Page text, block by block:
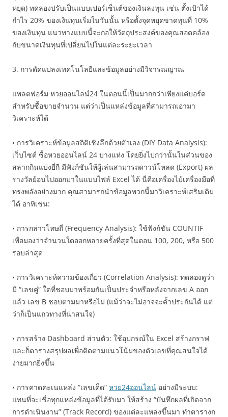
หยุด) ทดลองปรับเป็นแบบเปอร์เซ็นต์ของเงินลงทุน เช่น ตั้งเป้าได้
กำไร 20% ของเงินทุนเริ่มในวันนั้น หรือตั้งจุดหยุดขาดทุนที่ 10%
ของเงินทุน แนวทางแบบนี้จะก่อให้วัตถุประสงค์ของคุณสอดคล้อง
กับขนาดเงินทุนที่เปลี่ยนไปในแต่ละระยะเวลา
3. การดัดแปลงเทคโนโลยีและข้อมูลอย่างมีวิจารณญาณ
แพลตฟอร์ม หวยออนไลน์24 ในตอนนี้เป็นมากกว่าเพียงแค่บอร์ด
สำหรับซื้อขายจำนวน แต่ว่าเป็นแหล่งข้อมูลที่สามารถเอามา
วิเคราะห์ได้
• การวิเคราะห์ข้อมูลสถิติเชิงลึกด้วยตัวเอง (DIY Data Analysis):
เว็บไซต์ ซื้อหวยออนไลน์ 24 บางแห่ง โดยยิ่งไปกว่านั้นในส่วนของ
สลากกินแบ่งยี่กี มีฟังก์ชันให้ผู้เล่นสามารถดาวน์โหลด (Export) ผล
รางวัลย้อนไปออกมาในแบบไฟล์ Excel ได้ นี่คือเครื่องไม้เครื่องมือที่
ทรงพลังอย่างมาก คุณสามารถนำข้อมูลพวกนี้มาวิเคราะห์เสริมเติม
ได้ อาทิเช่น:
• การกล่าวโทษถี่ (Frequency Analysis): ใช้ฟังก์ชัน COUNTIF
เพื่อมองว่าจำนวนใดออกหลายครั้งที่สุดในตอน 100, 200, หรือ 500
รอบล่าสุด
• การวิเคราะห์ความข้องเกี่ยว (Correlation Analysis): ทดลองดูว่า
มี “เลขคู่” ใดที่ชอบมาพร้อมกันเป็นประจำหรือหลังจากเลข A ออก
แล้ว เลข B ชอบตามมาหรือไม่ (แม้ว่าจะไม่อาจจะค้ำประกันได้ แต่
ว่าก็เป็นแถวทางที่น่าสนใจ)
• การสร้าง Dashboard ส่วนตัว: ใช้อุปกรณ์ใน Excel สร้างกราฟ
และก็ตารางสรุปผลเพื่อติดตามแนวโน้มของตัวเลขที่คุณสนใจได้
ง่ายมากยิ่งขึ้น
• การคาดคะเนแหล่ง “เลขเด็ด” หวย24ออนไลน์ อย่างมีระบบ:
แทนที่จะเชื่อทุกแหล่งข้อมูลที่ได้รับมา ให้สร้าง “บันทึกผลที่เกิดจาก
การดำเนินงาน” (Track Record) ของแต่ละแหล่งขึ้นมา ทำตารางก